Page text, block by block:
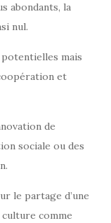
abondants, la
nul.
mais
et
de
sociale ou des
le partage d’une
comme